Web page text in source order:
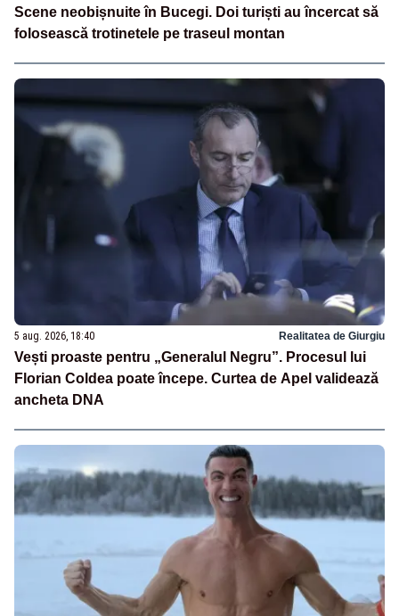
Scene neobișnuite în Bucegi. Doi turiști au încercat să
folosească trotinetele pe traseul montan
5 aug. 2026, 18:40 Realitatea de Giurgiu
Vești proaste pentru „Generalul Negru”. Procesul lui
Florian Coldea poate începe. Curtea de Apel validează
ancheta DNA